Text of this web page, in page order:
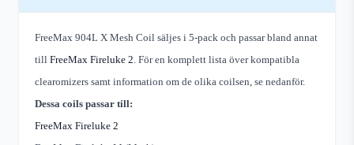
FreeMax 904L X Mesh Coil säljes i 5-pack och passar bland annat
till FreeMax Fireluke 2. För en komplett lista över kompatibla
clearomizers samt information om de olika coilsen, se nedanför.
Dessa coils passar till:
FreeMax Fireluke 2
Typ
Standardcoils